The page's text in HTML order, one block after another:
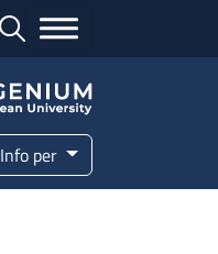
Bottone cerca
Info per